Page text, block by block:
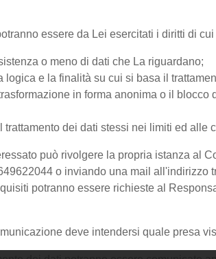
essere da Lei esercitati i diritti di
o meno di dati che La riguardano;
logica e la finalità su cui si basa il
in forma anonima o il
trattamento dei dati stessi nei limiti ed alle
può rivolgere la propria istanza al
o inviando una mail
potranno essere richieste al
deve intendersi quale presa